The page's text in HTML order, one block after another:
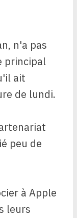
n'a pas
principal
ait
de lundi.
peu de
à Apple
leurs